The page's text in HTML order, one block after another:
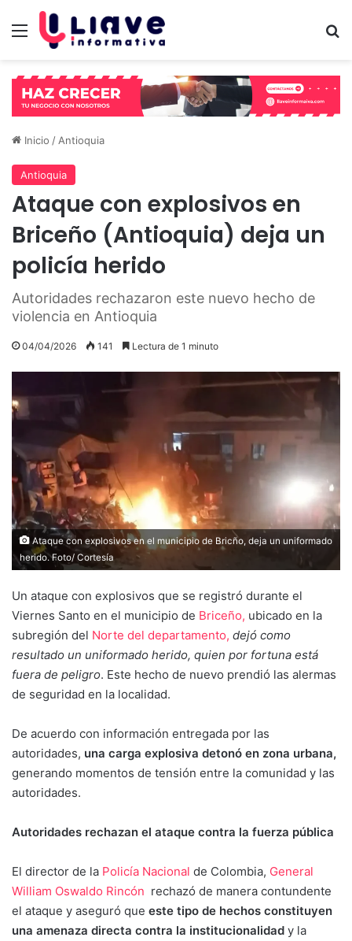
Menú
Inicio / Antioquia
Antioquia
Ataque con explosivos en
Briceño (Antioquia) deja un
policía herido
Autoridades rechazaron este nuevo hecho de
violencia en Antioquia
04/04/2026 141 Lectura de 1 minuto
Ataque con explosivos en el municipio de Bricño, deja un uniformado
herido. Foto/ Cortesía
Un ataque con explosivos que se registró durante el
Viernes Santo en el municipio de Briceño, ubicado en la
subregión del Norte del departamento, dejó como
resultado un uniformado herido, quien por fortuna está
fuera de peligro. Este hecho de nuevo prendió las alermas
de seguridad en la localidad.
De acuerdo con información entregada por las
autoridades, una carga explosiva detonó en zona urbana,
generando momentos de tensión entre la comunidad y las
autoridades.
Autoridades rechazan el ataque contra la fuerza pública
El director de la Policía Nacional de Colombia, General
William Oswaldo Rincón rechazó de manera contundente
el ataque y aseguró que este tipo de hechos constituyen
una amenaza directa contra la institucionalidad y la